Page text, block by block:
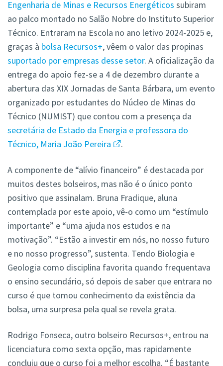
Engenharia de Minas e Recursos Energéticos subiram
ao palco montado no Salão Nobre do Instituto Superior
Técnico. Entraram na Escola no ano letivo 2024-2025 e,
graças à bolsa Recursos+, vêem o valor das propinas
suportado por empresas desse setor. A oficialização da
entrega do apoio fez-se a 4 de dezembro durante a
abertura das XIX Jornadas de Santa Bárbara, um evento
organizado por estudantes do Núcleo de Minas do
Técnico (NUMIST) que contou com a presença da
secretária de Estado da Energia e professora do
Técnico, Maria João Pereira
.
A componente de “alívio financeiro” é destacada por
muitos destes bolseiros, mas não é o único ponto
positivo que assinalam. Bruna Fradique, aluna
contemplada por este apoio, vê-o como um “estímulo
importante” e “uma ajuda nos estudos e na
motivação”. “Estão a investir em nós, no nosso futuro
e no nosso progresso”, sustenta. Tendo Biologia e
Geologia como disciplina favorita quando frequentava
o ensino secundário, só depois de saber que entrara no
curso é que tomou conhecimento da existência da
bolsa, uma surpresa pela qual se revela grata.
Rodrigo Fonseca, outro bolseiro Recursos+, entrou na
licenciatura como sexta opção, mas rapidamente
concluiu que o curso foi a melhor escolha. “É bastante